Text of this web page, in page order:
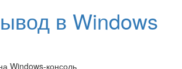
в Windows
Windows-консоль